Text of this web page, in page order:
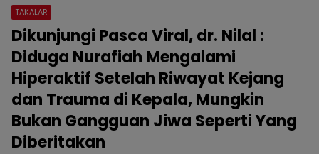
TAKALAR
Dikunjungi Pasca Viral, dr. Nilal :
Diduga Nurafiah Mengalami
Hiperaktif Setelah Riwayat Kejang
dan Trauma di Kepala, Mungkin
Bukan Gangguan Jiwa Seperti Yang
Diberitakan